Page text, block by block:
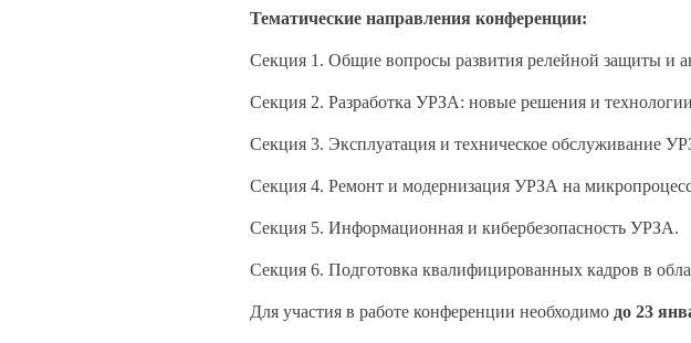
Тематические направления конференции:
Секция 1. Общие вопросы развития релейной защиты и
Секция 2. Разработка УРЗА: новые решения и
Секция 3. Эксплуатация и техническое обслуживание
Секция 4. Ремонт и модернизация УРЗА на
Секция 5. Информационная и кибербезопасность УРЗА.
Секция 6. Подготовка квалифицированных кадров в
Для участия в работе конференции необходимо до 23